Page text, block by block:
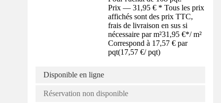
Prix — 31,95 € * Tous les prix
affichés sont des prix TTC,
frais de livraison en sus si
nécessaire par m²31,95 €*/ m²
Correspond à 17,57 € par
pqt(17,57 €/ pqt)
Disponible en ligne
Réservation non disponible